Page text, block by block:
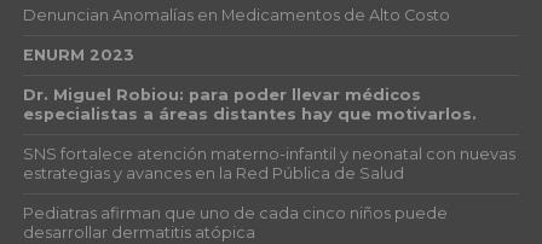
Denuncian Anomalías en Medicamentos de Alto Costo
ENURM 2023
Dr. Miguel Robiou: para poder llevar médicos
especialistas a áreas distantes hay que motivarlos.
SNS fortalece atención materno-infantil y neonatal con nuevas
estrategias y avances en la Red Pública de Salud
Pediatras afirman que uno de cada cinco niños puede
desarrollar dermatitis atópica